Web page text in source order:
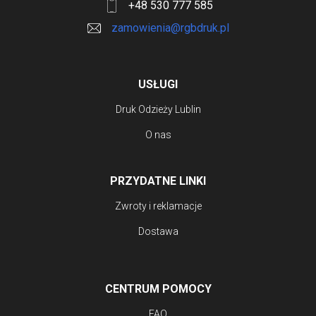
+48 530 777 585
zamowienia@rgbdruk.pl
USŁUGI
Druk Odzieży Lublin
O nas
PRZYDATNE LINKI
Zwroty i reklamacje
Dostawa
CENTRUM POMOCY